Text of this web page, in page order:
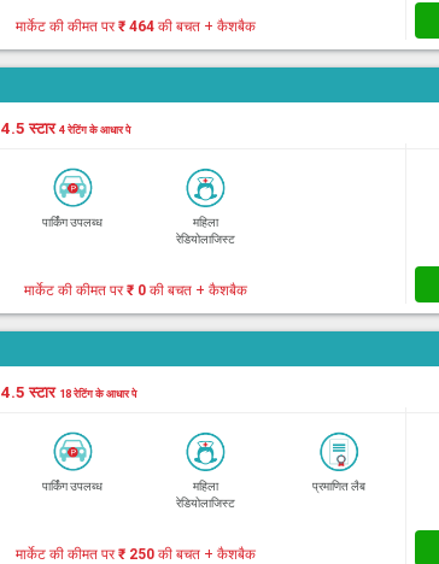
मार्केट की कीमत पर₹ 464 की बचत + कैशबैक
4.5 स्टार4 रेटिंग के आधार पे
पार्किंग उपलब्ध
महिला
रेडियोलाजिस्ट
मार्केट की कीमत पर₹ 0 की बचत + कैशबैक
4.5 स्टार 18 रेटिंग के आधार पे
पार्किंग उपलब्ध
महिला
रेडियोलाजिस्ट
प्रमाणित लैब
मार्केट की कीमत पर₹ 250 की बचत + कैशबैक